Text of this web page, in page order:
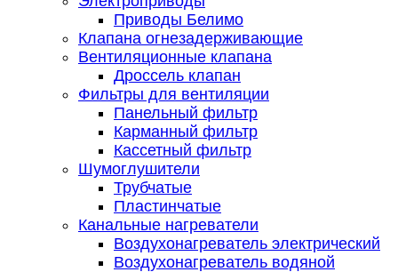
Приводы Белимо
Клапана огнезадерживающие
Вентиляционные клапана
Дроссель клапан
Фильтры для вентиляции
Панельный фильтр
Карманный фильтр
Кассетный фильтр
Шумоглушители
Трубчатые
Пластинчатые
Канальные нагреватели
Воздухонагреватель электрический
Воздухонагреватель водяной